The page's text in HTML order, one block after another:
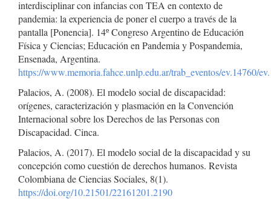
interdisciplinar con infancias con TEA en contexto de
pandemia: la experiencia de poner el cuerpo a través de la
pantalla [Ponencia]. 14º Congreso Argentino de Educación
Física y Ciencias; Educación en Pandemia y Pospandemia,
Ensenada, Argentina.
https://www.memoria.fahce.unlp.edu.ar/trab_eventos/ev.14760/
Palacios, A. (2008). El modelo social de discapacidad:
orígenes, caracterización y plasmación en la Convención
Internacional sobre los Derechos de las Personas con
Discapacidad. Cinca.
Palacios, A. (2017). El modelo social de la discapacidad y su
concepción como cuestión de derechos humanos. Revista
Colombiana de Ciencias Sociales, 8(1).
https://doi.org/10.21501/22161201.2190